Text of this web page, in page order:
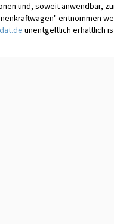
und, soweit anwendbar,
entnommen
unentgeltlich erhältlich